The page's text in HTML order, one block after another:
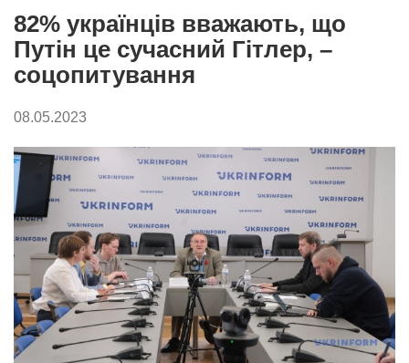
82% українців вважають, що
Путін це сучасний Гітлер, –
соцопитування
08.05.2023